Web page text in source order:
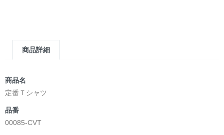
商品詳細
商品名
定番Ｔシャツ
品番
00085-CVT